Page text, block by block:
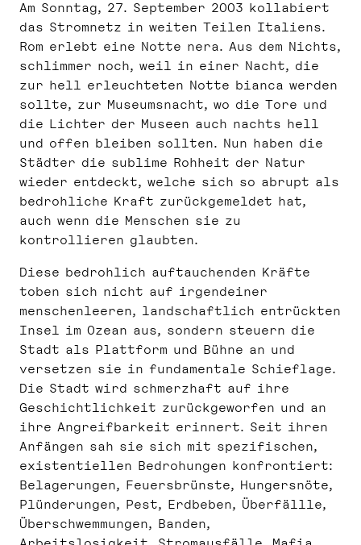
Am Sonntag, 27. September 2003 kollabiert
das Stromnetz in weiten Teilen Italiens.
Rom erlebt eine Notte nera. Aus dem Nichts,
schlimmer noch, weil in einer Nacht, die
zur hell erleuchteten Notte bianca werden
sollte, zur Museumsnacht, wo die Tore und
die Lichter der Museen auch nachts hell
und offen bleiben sollten. Nun haben die
Städter die sublime Rohheit der Natur
wieder entdeckt, welche sich so abrupt als
bedrohliche Kraft zurückgemeldet hat,
auch wenn die Menschen sie zu
kontrollieren glaubten.
Diese bedrohlich auftauchenden Kräfte
toben sich nicht auf irgendeiner
menschenleeren, landschaftlich entrückten
Insel im Ozean aus, sondern steuern die
Stadt als Plattform und Bühne an und
versetzen sie in fundamentale Schieflage.
Die Stadt wird schmerzhaft auf ihre
Geschichtlichkeit zurückgeworfen und an
ihre Angreifbarkeit erinnert. Seit ihren
Anfängen sah sie sich mit spezifischen,
existentiellen Bedrohungen konfrontiert:
Belagerungen, Feuersbrünste, Hungersnöte,
Plünderungen, Pest, Erdbeben, Überfällle,
Überschwemmungen, Banden,